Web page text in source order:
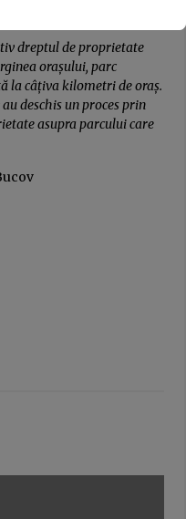
dreptul de proprietate
oraşului, parc
la câţiva kilometri de oraş.
deschis un proces prin
asupra parcului care